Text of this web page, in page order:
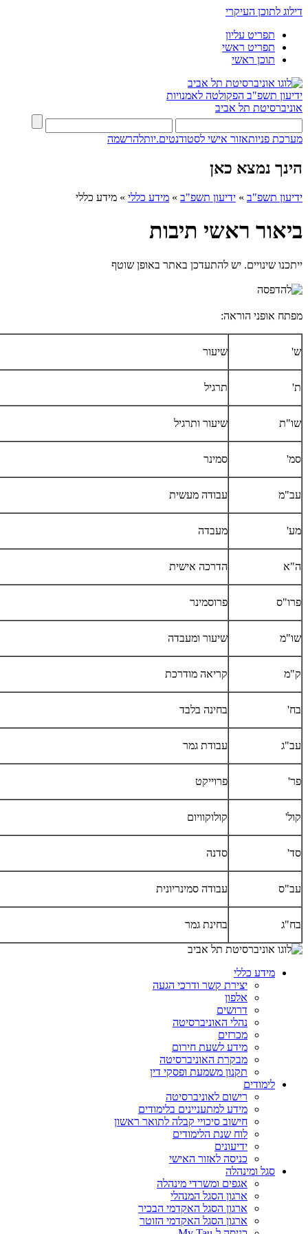
דילוג לתוכן העיקרי
תפריט עליון
תפריט ראשי
תוכן ראשי
ידיעון תשפ"ב הפקולטה לאמנויות
אוניברסיטת תל אביב
מערכת פניותאזור אישי לסטודנטים.יותלהרשמה
הינך נמצא כאן
ידיעון תשפ"ב » ידיעון תשפ"ב » מידע כללי » מידע כללי
ביאור ראשי תיבות
ייתכנו שינויים. יש להתעדכן באתר באופן שוטף
מפתח אופני הוראה:
ש' שיעור
ת' תרגיל
שו"ת שיעור ותרגיל
סמ' סמינר
עב"מ עבודה מעשית
מע' מעבדה
ה"א הדרכה אישית
פרו"ס פרוסמינר
שו"מ שיעור ומעבדה
ק"מ קריאה מודרכת
בח' בחינה בלבד
עב"ג עבודת גמר
פר' פרוייקט
קול' קולוקוויום
סד' סדנה
עב"ס עבודה סמינריונית
בח"ג בחינת גמר
מידע כללי
יצירת קשר ודרכי הגעה
אלפון
דרושים
נהלי האוניברסיטה
מכרזים
מידע לשעת חירום
מבקרת האוניברסיטה
תקנון משמעת ופסקי דין
לימודים
רישום לאוניברסיטה
מידע למתעניינים בלימודים
חישוב סיכויי קבלה לתואר ראשון
לוח שנת הלימודים
ידיעונים
כניסה לאזור האישי
סגל ומינהלה
אגפים ומשרדי מינהלה
ארגון הסגל המנהלי
ארגון הסגל האקדמי הבכיר
ארגון הסגל האקדמי הזוטר